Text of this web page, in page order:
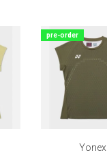
pre-order
Yonex